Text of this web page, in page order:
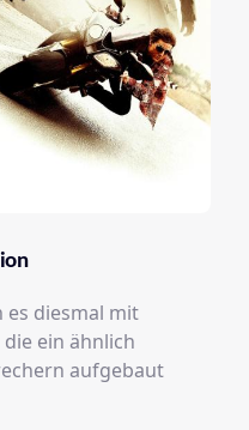
es diesmal mit
ein ähnlich
aufgebaut